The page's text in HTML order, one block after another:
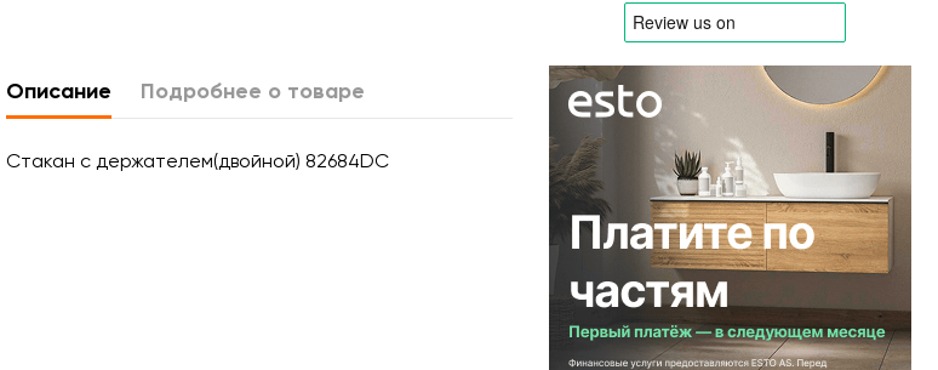
Описание Подробнее о товаре
Стакан с держателем(двойной) 82684DC